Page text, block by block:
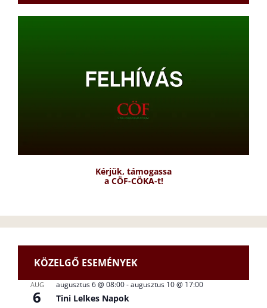
Kérjük, támogassa
a CÖF-CÖKA-t!
KÖZELGŐ ESEMÉNYEK
AUG
6
augusztus 6 @ 08:00-augusztus 10 @ 17:00
Tini Lelkes Napok